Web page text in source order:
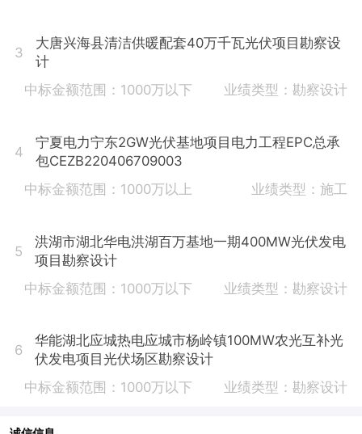
3
大唐兴海县清洁供暖配套40万千瓦光伏项目勘察设
计
中标金额范围：1000万以下
业绩类型：勘察设计
4
宁夏电力宁东2GW光伏基地项目电力工程EPC总承
包CEZB220406709003
中标金额范围：1000万以上
业绩类型：施工
5
洪湖市湖北华电洪湖百万基地一期400MW光伏发电
项目勘察设计
中标金额范围：1000万以下
业绩类型：勘察设计
6
华能湖北应城热电应城市杨岭镇100MW农光互补光
伏发电项目光伏场区勘察设计
中标金额范围：1000万以下
业绩类型：勘察设计